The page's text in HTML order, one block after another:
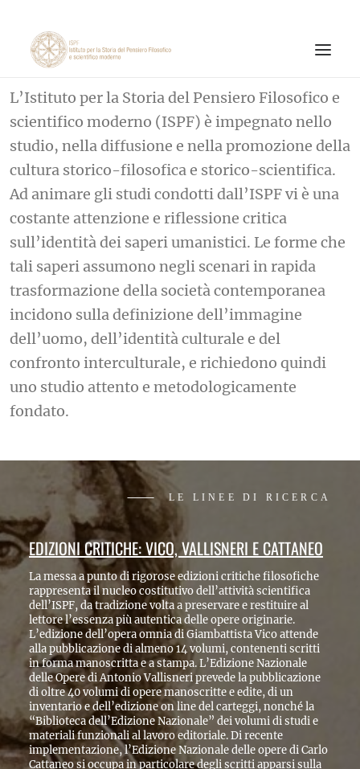
ISTITUTO
ATTIVITÀ DI RICERCA
PUBBLICAZIONI
NOTIZIE ED EVENTI
MATERIALI ONLINE
CNR
PAGINA FACEBOOK ISPF
PAGINA INSTAGRAM ISPF
CANALE YOUTUBE ISPF
IT
EN
L’Istituto per la Storia del Pensiero Filosofico e
scientifico moderno (ISPF) è impegnato nello
studio, nella diffusione e nella promozione della
cultura storico-filosofica e storico-scientifica.
Ad animare gli studi condotti dall’ISPF vi è una
costante attenzione e riflessione critica
sull’identità dei saperi umanistici. Le forme che
tali saperi assumono negli scenari in rapida
trasformazione della società contemporanea
incidono sulla definizione dell’immagine
dell’uomo, dell’identità culturale e del
confronto interculturale, e richiedono quindi
uno studio attento e metodologicamente
fondato.
⸻ LE LINEE DI RICERCA
VICO, VALLISNERI E CATTANEO
di rigorose edizioni critiche filosofiche
nucleo costitutivo dell’attività scientifica
tradizione volta a preservare e restituire al
più autentica delle opere originarie.
omnia di Giambattista Vico attende
di almeno 14 volumi, contenenti scritti
e a stampa. L’Edizione Nazionale
Antonio Vallisneri prevede la pubblicazione
di opere manoscritte e edite, di un
on line del carteggi, nonché la
Nazionale” dei volumi di studi e
al lavoro editoriale. Di recente
l’Edizione Nazionale delle opere di Carlo
in particolare degli scritti apparsi sulla
CULTURA
Studiare il
migliorare il
valenza se
Identità
cogliere
mondo
d’indagine
modernità